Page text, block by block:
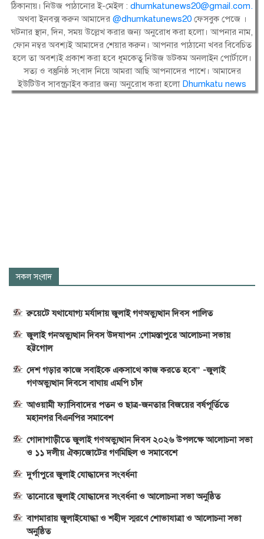
ঠিকানায়। নিউজ পাঠানোর ই-মেইল : dhumkatunews20@gmail.com.
অথবা ইনবক্স করুন আমাদের@dhumkatunews20 ফেসবুক পেজে ।
ঘটনার স্থান, দিন, সময় উল্লেখ করার জন্য অনুরোধ করা হলো। আপনার নাম,
ফোন নম্বর অবশ্যই আমাদের শেয়ার করুন। আপনার পাঠানো খবর বিবেচিত
হলে তা অবশ্যই প্রকাশ করা হবে ধূমকেতু নিউজ ডটকম অনলাইন পোর্টালে।
সত্য ও বস্তুনিষ্ঠ সংবাদ নিয়ে আমরা আছি আপনাদের পাশে। আমাদের
ইউটিউব সাবস্ক্রাইব করার জন্য অনুরোধ করা হলো Dhumkatu news
সকল সংবাদ
রুয়েটে যথাযোগ্য মর্যাদায় জুলাই গণঅভ্যুত্থান দিবস পালিত
জুলাই গনঅভ্যুত্থান দিবস উদযাপন :গোমস্তাপুরে আলোচনা সভায়
হট্টগোল
দেশ গড়ার কাজে সবাইকে একসাথে কাজ করতে হবে” -জুলাই
গণঅভ্যুত্থান দিবসে বাঘায় এমপি চাঁদ
আওয়ামী ফ্যাসিবাদের পতন ও ছাত্র-জনতার বিজয়ের বর্ষপূর্তিতে
মহানগর বিএনপির সমাবেশ
গোদাগাড়ীতে জুলাই গণঅভ্যুত্থান দিবস ২০২৬ উপলক্ষে আলোচনা সভা
ও ১১ দলীয় ঐক্যজোটের গণমিছিল ও সমাবেশে
দুর্গাপুরে জুলাই যোদ্ধাদের সংবর্ধনা
তানোরে জুলাই যোদ্ধাদের সংবর্ধনা ও আলোচনা সভা অনুষ্ঠিত
বাগমারায় জুলাইযোদ্ধা ও শহীদ স্মরণে শোভাযাত্রা ও আলোচনা সভা
অনুষ্ঠিত